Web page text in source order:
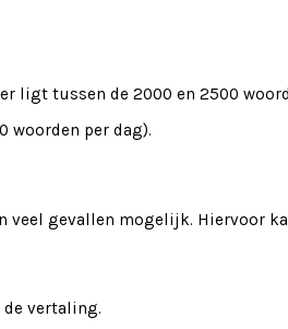
ligt tussen de 2000 en 2500
woorden per dag).
gevallen mogelijk. Hiervoor
de vertaling.